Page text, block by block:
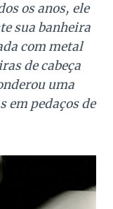
os anos, ele
sua banheira
com metal
de cabeça
uma
em pedaços de